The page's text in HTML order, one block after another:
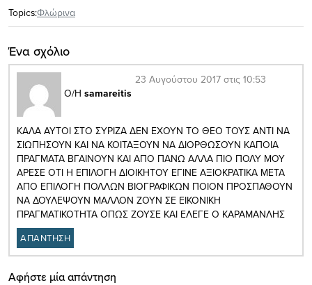
Topics:Φλώρινα
Ένα σχόλιο
Ο/Η samareitis
23 Αυγούστου 2017 στις 10:53
ΚΑΛΑ ΑΥΤΟΙ ΣΤΟ ΣΥΡΙΖΑ ΔΕΝ ΕΧΟΥΝ ΤΟ ΘΕΟ ΤΟΥΣ ΑΝΤΙ ΝΑ
ΣΙΩΠΗΣΟΥΝ ΚΑΙ ΝΑ ΚΟΙΤΑΞΟΥΝ ΝΑ ΔΙΟΡΘΩΣΟΥΝ ΚΑΠΟΙΑ
ΠΡΑΓΜΑΤΑ ΒΓΑΙΝΟΥΝ ΚΑΙ ΑΠΟ ΠΑΝΩ ΑΛΛΑ ΠΙΟ ΠΟΛΥ ΜΟΥ
ΑΡΕΣΕ ΟΤΙ Η ΕΠΙΛΟΓΗ ΔΙΟΙΚΗΤΟΥ ΕΓΙΝΕ ΑΞΙΟΚΡΑΤΙΚΑ ΜΕΤΑ
ΑΠΟ ΕΠΙΛΟΓΗ ΠΟΛΛΩΝ ΒΙΟΓΡΑΦΙΚΩΝ ΠΟΙΟΝ ΠΡΟΣΠΑΘΟΥΝ
ΝΑ ΔΟΥΛΕΨΟΥΝ ΜΑΛΛΟΝ ΖΟΥΝ ΣΕ ΕΙΚΟΝΙΚΗ
ΠΡΑΓΜΑΤΙΚΟΤΗΤΑ ΟΠΩΣ ΖΟΥΣΕ ΚΑΙ ΕΛΕΓΕ Ο ΚΑΡΑΜΑΝΛΗΣ
ΑΠΑΝΤΗΣΗ
Αφήστε μία απάντηση